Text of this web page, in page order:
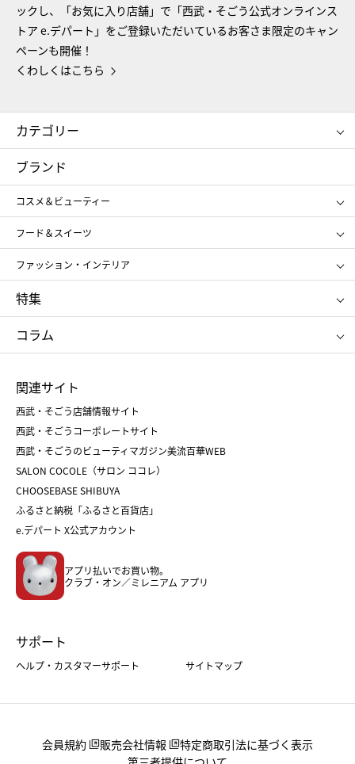
ックし、「お気に入り店舗」で「西武・そごう公式オンラインス
トア e.デパート」をご登録いただいているお客さま限定のキャン
ペーンも開催！
くわしくはこちら
カテゴリー
コスメ＆ビューティー
ギフト
レディース
メンズ
スポーツ・アウトドア
お中元
お歳暮
ブランド
コスメ＆ビューティー
SHISEIDO
ポール&ジョー ボーテ
ジルスチュアート
NARS
RMK
クリニーク
SK-Ⅱ
フード＆スイーツ
アンリ・シャルパンティエ
ゴディバ
新宿高野
たねや
ねんりん家
ファッション・インテリア
ポロ ラルフ ローレン
タケオ キクチ
ママ＆キッズ
シュタイフ
特集
お中元
ひな人形
五月人形
父の日
クリスマスケーキ
ホワイトデー
コラム
菓子折り
和菓子
人気のギフト
バレンタイン
ホワイトデー
おせち
フード
ホーム・キッチン＆アート
関連サイト
西武・そごう店舗情報サイト
西武・そごうコーポレートサイト
西武・そごうのビューティマガジン美流百華WEB
SALON COCOLE（サロン ココレ）
CHOOSEBASE SHIBUYA
ふるさと納税「ふるさと百貨店」
e.デパート X公式アカウント
アプリ払いでお買い物。
クラブ・オン／ミレニアム アプリ
サポート
ヘルプ・カスタマーサポート サイトマップ
会員規約 販売会社情報
特定商取引法に基づく表示